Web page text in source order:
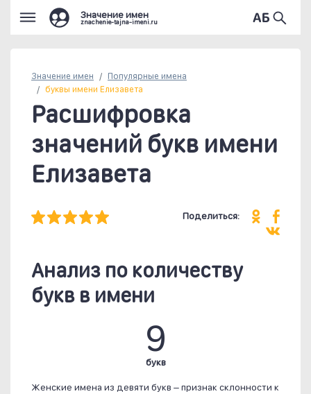
Значение имен
znachenie-tajna-imeni.ru
Значение имен Популярные имена
буквы имени Елизавета
Расшифровка
значений букв имени
Елизавета
Поделиться:
Анализ по количеству
букв в имени
9
букв
Женские имена из девяти букв – признак склонности к